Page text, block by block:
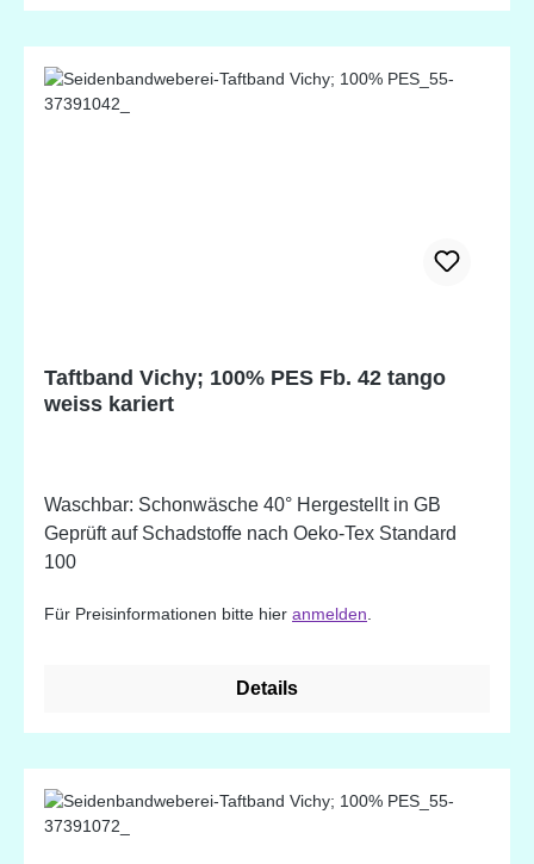
Taftband Vichy; 100% PES Fb. 42 tango
weiss kariert
Waschbar: Schonwäsche 40° Hergestellt in GB
Geprüft auf Schadstoffe nach Oeko-Tex Standard
100
Für Preisinformationen bitte hier anmelden
Details